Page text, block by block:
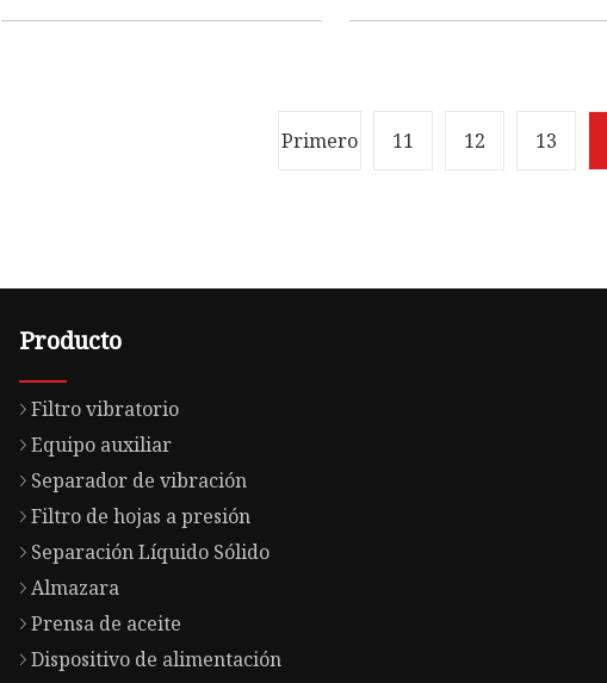
Homicidios | Tiro | Sospechosos |
apuñalamiento en Roxbury y
Primero 11 12 13
Producto
Filtro vibratorio
Equipo auxiliar
Separador de vibración
Filtro de hojas a presión
Separación Líquido Sólido
Almazara
Prensa de aceite
Dispositivo de alimentación